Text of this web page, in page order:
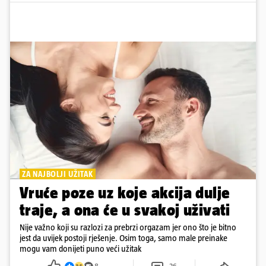
ZA NAJBOLJI UŽITAK
Vruće poze uz koje akcija dulje
traje, a ona će u svakoj uživati
Nije važno koji su razlozi za prebrzi orgazam jer ono što je bitno
jest da uvijek postoji rješenje. Osim toga, samo male preinake
mogu vam donijeti puno veći užitak